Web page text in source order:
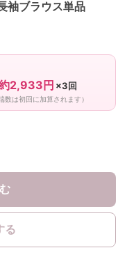
袖ブラウス単品
2,933円 ×3回
は初回に加算されます）
る